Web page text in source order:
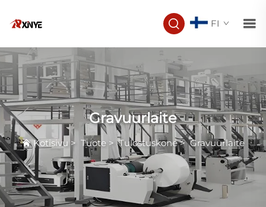
FI
Gravuurlaite
Kotisivu> Tuote>Tulostuskone>Gravuurlaite